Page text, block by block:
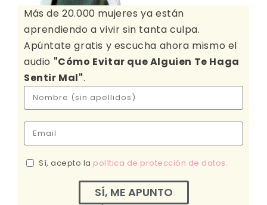
Más de 20.000 mujeres ya están
aprendiendo a vivir sin tanta culpa.
Apúntate gratis y escucha ahora mismo el
audio "Cómo Evitar que Alguien Te Haga
Sentir Mal".
Sí, acepto la política de protección de datos.
SÍ, ME APUNTO